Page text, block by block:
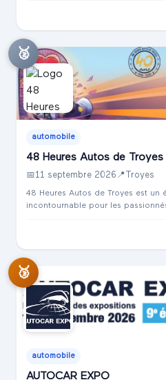
soient pas encore précisés, cet
🥈
automobile
48 Heures Autos de Troyes
📅11 septembre 2026 📍 Troyes
48 Heures Autos de Troyes est un
incontournable pour les
centre d'exposition Le Cube, ce
🥉
automobile
AUTOCAR EXPO